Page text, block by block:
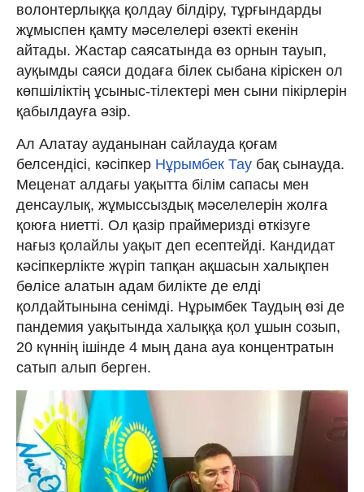
волонтерлыққа қолдау білдіру, тұрғындарды
жұмыспен қамту мәселелері өзекті екенін
айтады. Жастар саясатында өз орнын тауып,
ауқымды саяси додаға білек сыбана кіріскен ол
көпшіліктің ұсыныс-тілектері мен сыни пікірлерін
қабылдауға әзір.
Ал Алатау ауданынан сайлауда қоғам
белсендісі, кәсіпкер Нұрымбек Тау бақ сынауда.
Меценат алдағы уақытта білім сапасы мен
денсаулық, жұмыссыздық мәселелерін жолға
қоюға ниетті. Ол қазір праймеризді өткізуге
нағыз қолайлы уақыт деп есептейді. Кандидат
кәсіпкерлікте жүріп тапқан ақшасын халықпен
бөлісе алатын адам билікте де елді
қолдайтынына сенімді. Нұрымбек Таудың өзі де
пандемия уақытында халыққа қол ұшын созып,
20 күннің ішінде 4 мың дана ауа концентратын
сатып алып берген.